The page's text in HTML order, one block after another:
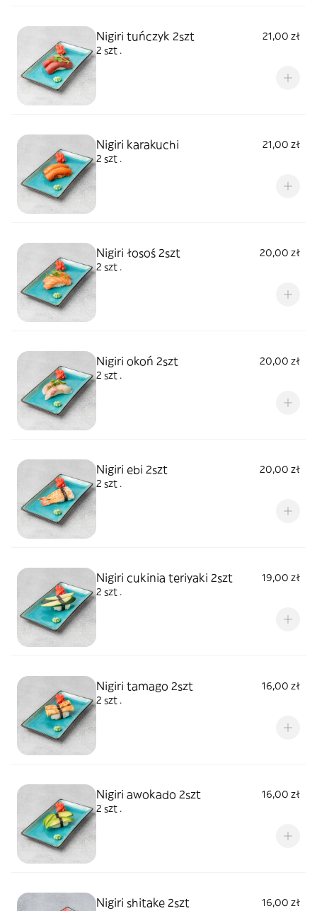
Nigiri tuńczyk 2szt
21,00 zł
2 szt .
Nigiri karakuchi
21,00 zł
2 szt .
Nigiri łosoś 2szt
20,00 zł
2 szt .
Nigiri okoń 2szt
20,00 zł
2 szt .
Nigiri ebi 2szt
20,00 zł
2 szt .
Nigiri cukinia teriyaki 2szt
19,00 zł
2 szt .
Nigiri tamago 2szt
16,00 zł
2 szt .
Nigiri awokado 2szt
16,00 zł
2 szt .
Nigiri shitake 2szt
16,00 zł